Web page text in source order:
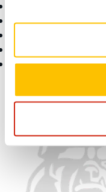
质保条款
myMirka 应用程序
找到我们